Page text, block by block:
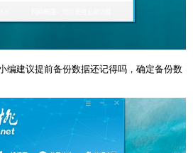
编建议提前备份数据还记得吗，确定备份数